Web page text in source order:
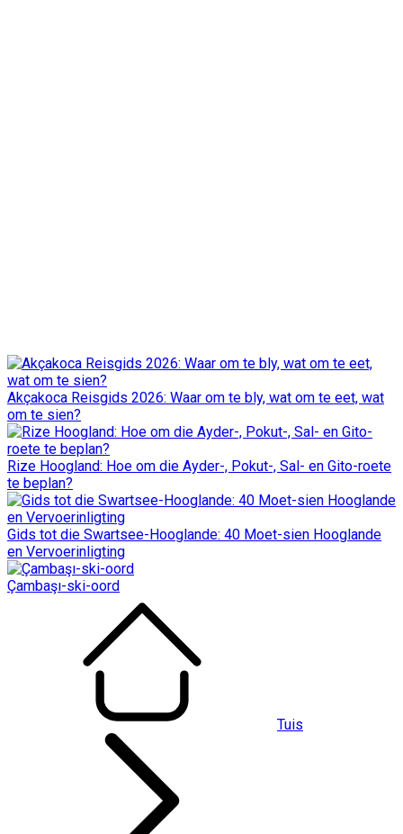
Akçakoca Reisgids 2026: Waar om te bly, wat om te eet, wat
om te sien?
Rize Hoogland: Hoe om die Ayder-, Pokut-, Sal- en Gito-roete
te beplan?
Gids tot die Swartsee-Hooglande: 40 Moet-sien Hooglande
en Vervoerinligting
Çambaşı-ski-oord
Tuis